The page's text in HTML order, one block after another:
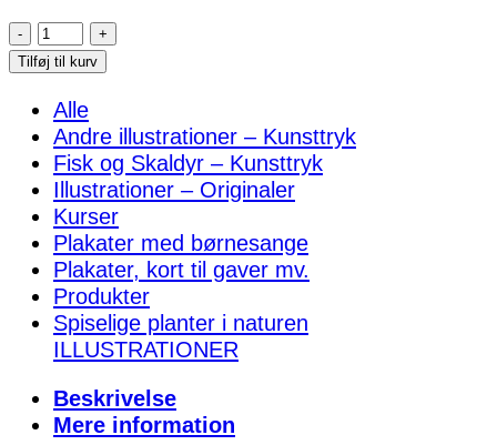
Mæ
si'r
lille
lam
–
Sangplakat
antal
Tilføj til kurv
Alle
Andre illustrationer – Kunsttryk
Fisk og Skaldyr – Kunsttryk
Illustrationer – Originaler
Kurser
Plakater med børnesange
Plakater, kort til gaver mv.
Produkter
Spiselige planter i naturen
ILLUSTRATIONER
Beskrivelse
Mere information